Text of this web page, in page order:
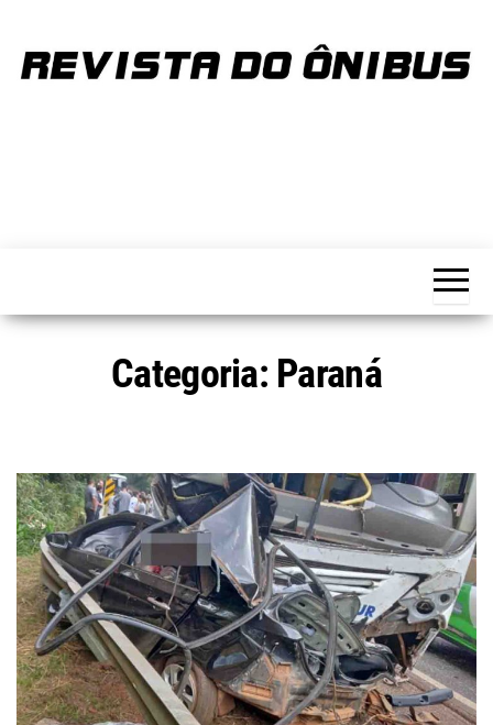
the
Categoria: Paraná